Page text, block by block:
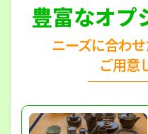
豊富なオプ
ニーズに合わ
ご用意